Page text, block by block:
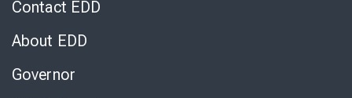
Contact EDD
About EDD
Governor